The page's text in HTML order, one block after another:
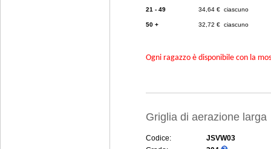
21 - 49 34,64 € ciascuno
50 + 32,72 € ciascuno
Ogni ragazzo è disponibile con la
Griglia di aerazione
Codice:
JSVW03